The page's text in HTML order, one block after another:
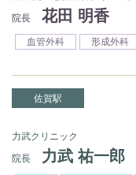
院長
花田 明香
血管外科 形成外科
佐賀駅
力武クリニック
院長
力武 祐一郎